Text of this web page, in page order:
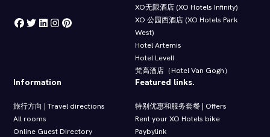
XO无限酒店 (XO Hotels Infinity)
XO 公园西酒店 (XO Hotels Park
West)
Hotel Artemis
Hotel Levell
梵高酒店（Hotel Van Gogh）
Information
旅行方向 | Travel directions
All rooms
Online Guest Directory
Featured links.
特别优惠和服务套餐 | Offers
Rent your XO Hotels bike
Paybylink